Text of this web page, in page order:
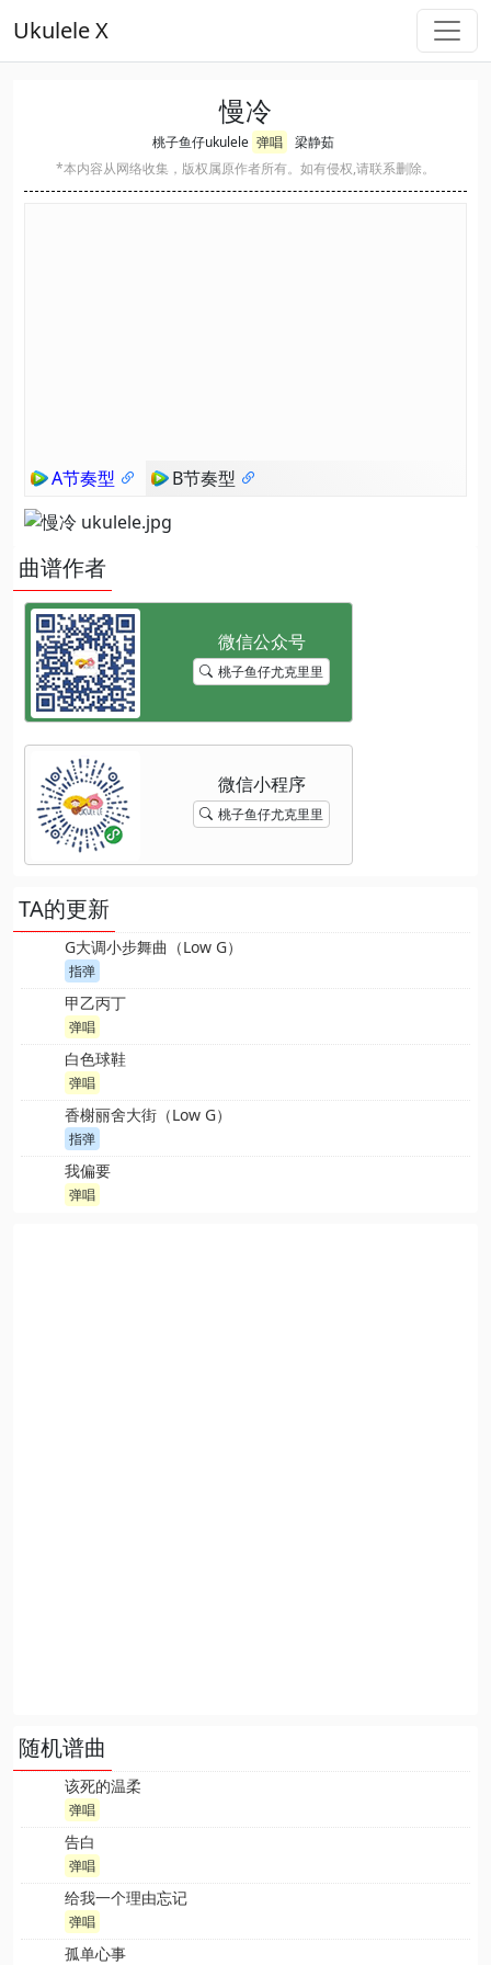
Ukulele X
慢冷
桃子鱼仔ukulele 弹唱
梁静茹
*本内容从网络收集，版权属原作者所有。如有侵权,请联系删除。
A节奏型 B节奏型
曲谱作者
桃子鱼仔尤克里里
桃子鱼仔尤克里里
TA的更新
G大调小步舞曲（Low G）
指弹
甲乙丙丁
弹唱
白色球鞋
弹唱
香榭丽舍大街（Low G）
指弹
我偏要
弹唱
随机谱曲
该死的温柔
弹唱
告白
弹唱
给我一个理由忘记
弹唱
孤单心事